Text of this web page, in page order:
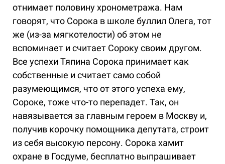
отнимает половину хронометража. Нам
говорят, что Сорока в школе буллил Олега, тот
же (из-за мягкотелости) об этом не
вспоминает и считает Сороку своим другом.
Все успехи Тяпина Сорока принимает как
собственные и считает само собой
разумеющимся, что от этого успеха ему,
Сороке, тоже что-то перепадет. Так, он
навязывается за главным героем в Москву и,
получив корочку помощника депутата, строит
из себя высокую персону. Сорока хамит
охране в Госдуме, бесплатно выпрашивает